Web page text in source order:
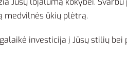
medvilnės ūkių plėtrą.
investicija į Jūsų stilių bei